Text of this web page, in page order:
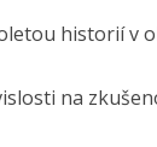
historií v
na